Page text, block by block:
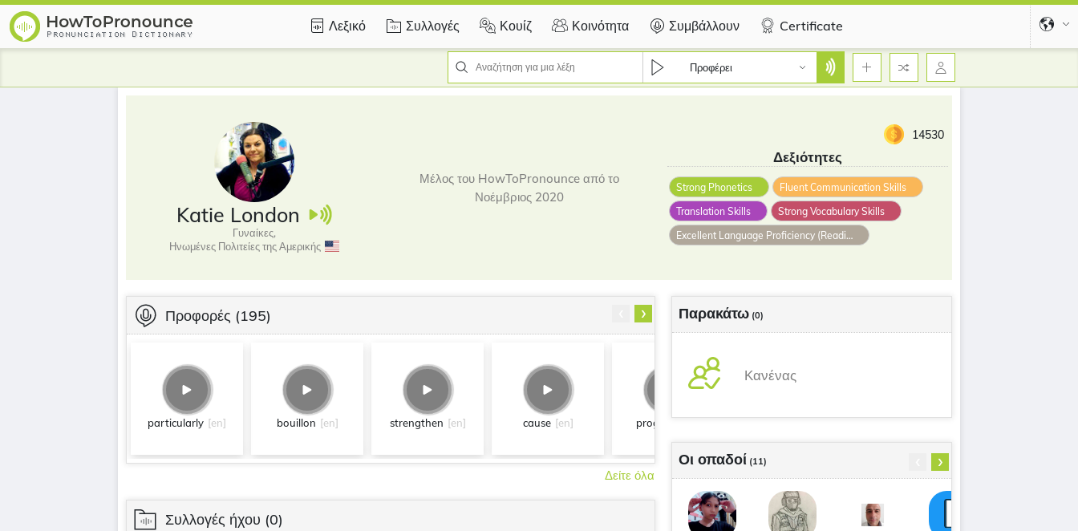
Λεξικό Συλλογές Κουίζ Κοινότητα Συμβάλλουν Certificate
Προφέρει
Katie London
Γυναίκες,
Ηνωμένες Πολιτείες της Αμερικής
Μέλος του HowToPronounce από το
Νοέμβριος 2020
14530
Δεξιότητες
Strong Phonetics
Fluent Communication Skills
Translation Skills
Strong Vocabulary Skills
Excellent Language Proficiency (Reading, Writing, Speaking, and Listening)
Προφορές (195)
particularly [en] bouillon [en] strengthen [en] cause [en] progress
›
Δείτε όλα
Συλλογές ήχου (0)
Παρακάτω (0)
Κανένας
Οι οπαδοί (11) ›